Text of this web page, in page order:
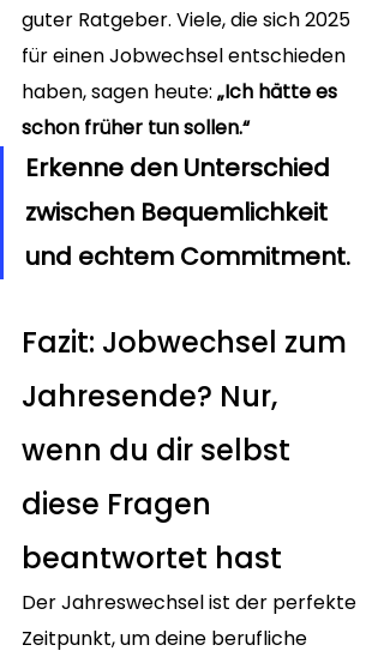
guter Ratgeber. Viele, die sich 2025
für einen Jobwechsel entschieden
haben, sagen heute: „Ich hätte es
schon früher tun sollen.“
Erkenne den Unterschied
zwischen Bequemlichkeit
und echtem Commitment.
Fazit: Jobwechsel zum
Jahresende? Nur,
wenn du dir selbst
diese Fragen
beantwortet hast
Der Jahreswechsel ist der perfekte
Zeitpunkt, um deine berufliche